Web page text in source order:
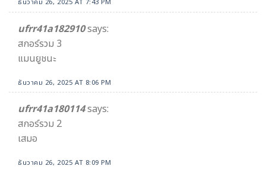
ธันวาคม 26, 2025 AT 7:43 PM
ufrr41a182910says:
สกอร์รวม 3
แมนยูชนะ
ธันวาคม 26, 2025 AT 8:06 PM
ufrr41a180114says:
สกอร์รวม 2
เสมอ
ธันวาคม 26, 2025 AT 8:09 PM